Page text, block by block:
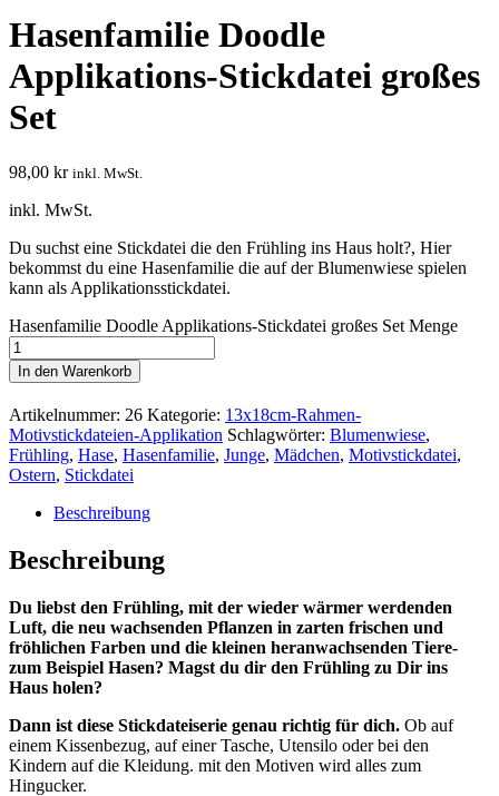
Hasenfamilie Doodle
Applikations-Stickdatei großes
Set
98,00 kr inkl. MwSt.
inkl. MwSt.
Du suchst eine Stickdatei die den Frühling ins Haus holt?, Hier
bekommst du eine Hasenfamilie die auf der Blumenwiese spielen
kann als Applikationsstickdatei.
Hasenfamilie Doodle Applikations-Stickdatei großes Set Menge
In den Warenkorb
Artikelnummer: 26 Kategorie: 13x18cm-Rahmen-
Motivstickdateien-Applikation Schlagwörter: Blumenwiese,
Frühling, Hase, Hasenfamilie, Junge, Mädchen, Motivstickdatei,
Ostern, Stickdatei
Beschreibung
Beschreibung
Du liebst den Frühling, mit der wieder wärmer werdenden
Luft, die neu wachsenden Pflanzen in zarten frischen und
fröhlichen Farben und die kleinen heranwachsenden Tiere-
zum Beispiel Hasen? Magst du dir den Frühling zu Dir ins
Haus holen?
Dann ist diese Stickdateiserie genau richtig für dich. Ob auf
einem Kissenbezug, auf einer Tasche, Utensilo oder bei den
Kindern auf die Kleidung. mit den Motiven wird alles zum
Hingucker.